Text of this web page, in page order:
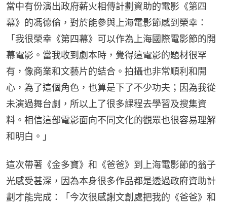
當中有份演出政府薪火相傳計劃資助的電影《第四
幕》的馮德倫，對於能參與上海電影節感到榮幸：
「我很榮幸《第四幕》可以作為上海國際電影節的開
幕電影。當我收到劇本時，覺得這電影的題材很罕
有，像商業和文藝片的結合。拍攝也非常順利和開
心，為了這個角色，也算是下了不少功夫；因為我從
未演過舞台劇，所以上了很多課程去學習及搜集資
料。相信這部電影面向不同文化的觀眾也很容易理解
和明白。」
這次帶著《金多寶》和《爸爸》到上海電影節的翁子
光感受甚深，因為本身很多作品都是透過政府資助計
劃才能完成：「今次很感謝文創處把我的《爸爸》和